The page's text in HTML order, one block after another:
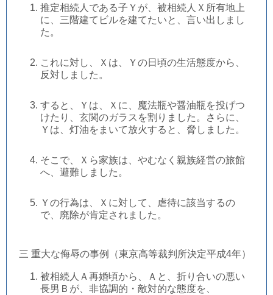
推定相続人である子Ｙが、被相続人Ｘ所有地上
に、三階建てビルを建てたいと、言い出しまし
た。
これに対し、Ｘは、Ｙの日頃の生活態度から、
反対しました。
すると、Ｙは、Ｘに、魔法瓶や醤油瓶を投げつ
けたり、玄関のガラスを割りました。さらに、
Ｙは、灯油をまいて放火すると、脅しました。
そこで、Ｘら家族は、やむなく親族経営の旅館
へ、避難しました。
Ｙの行為は、Ｘに対して、虐待に該当するの
で、廃除が肯定されました。
三 重大な侮辱の事例（東京高等裁判所決定平成4年）
被相続人Ａ再婚頃から、Ａと、折り合いの悪い
長男Ｂが、非協調的・敵対的な態度を、